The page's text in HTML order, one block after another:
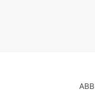
ABB